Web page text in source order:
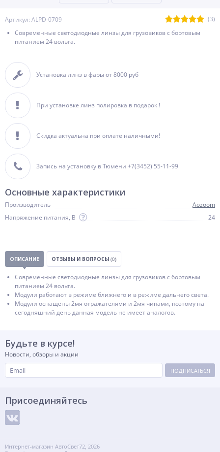
Артикул: ALPD-0709
(3)
Современные светодиодные линзы для грузовиков с бортовым
питанием 24 вольта.
Установка линз в фары от 8000 руб
При установке линз полировка в подарок !
Скидка актуальна при оплате наличными!
Запись на установку в Тюмени +7(3452) 55-11-99
Основные характеристики
Производитель
Aozoom
Напряжение питания, В
24
ОПИСАНИЕ ОТЗЫВЫ И ВОПРОСЫ (0)
Современные светодиодные линзы для грузовиков с бортовым
питанием 24 вольта.
Модули работают в режиме ближнего и в режиме дальнего света.
Модули оснащены 2мя отражателями и 2мя чипами, поэтому на
сегодняшний день данная модель не имеет аналогов.
Будьте в курсе!
Новости, обзоры и акции
ПОДПИСАТЬСЯ
Присоединяйтесь
Интернет-магазин АвтоСвет72, 2026